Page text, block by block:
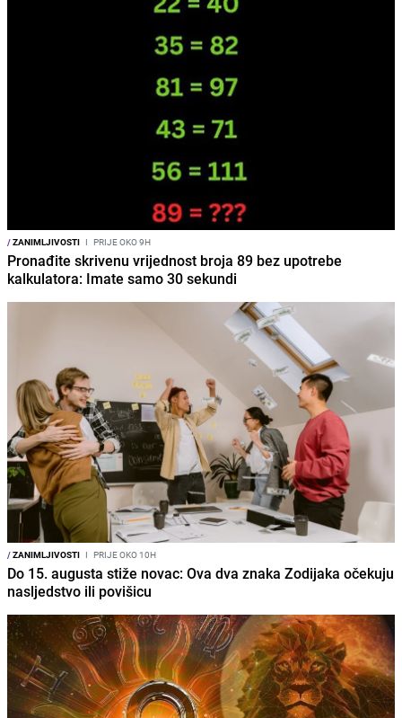
/ZANIMLJIVOSTI I PRIJE OKO 9H
Pronađite skrivenu vrijednost broja 89 bez upotrebe
kalkulatora: Imate samo 30 sekundi
/ZANIMLJIVOSTI I PRIJE OKO 10H
Do 15. augusta stiže novac: Ova dva znaka Zodijaka očekuju
nasljedstvo ili povišicu